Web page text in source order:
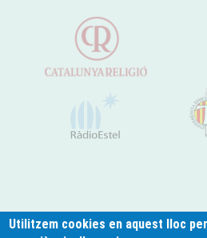
Utilitzem cookies en aquest lloc